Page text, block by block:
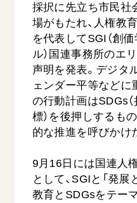
「三つの花ことば」 関西
文化 音楽
採択に先立ち市民社
場がもたれ、人権教
を代表してSGI（創
ル）国連事務所のエ
声明を発表。デジタ
ェンダー平等などに
の行動計画はSDGs
標）を後押しするも
的な推進を呼びかけ
9月16日には国連人
として、SGIと「発
教育とSDGsをテー